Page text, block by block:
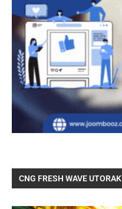
CNG FRESH WAVE UTORAK